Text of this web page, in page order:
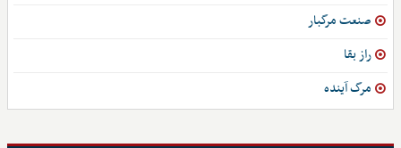
صنعت مرگبار
راز بقا
مرگ آینده